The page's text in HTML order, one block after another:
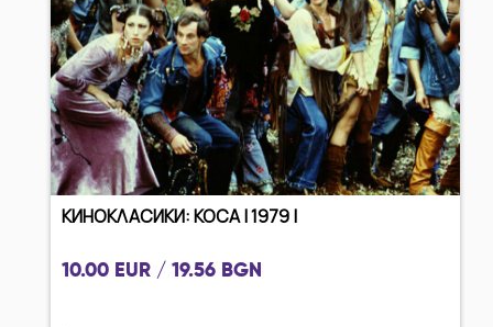
КИНОКЛАСИКИ: КОСА | 1979 |
10.00 EUR / 19.56 BGN